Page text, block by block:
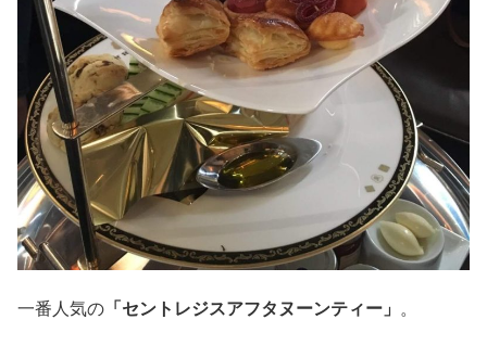
一番人気の 「セントレジスアフタヌーンティー」 。